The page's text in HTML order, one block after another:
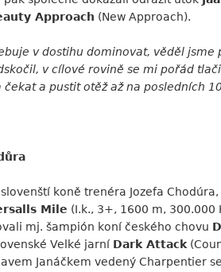
Approach (New Approach).
v dostihu dominovat, věděl
v cílové rovině se mi pořád
a pustit otěž až na posledních
koně trenéra Jozefa
Mile (I.k., 3+, 1600 m, 300.000
mj. šampión koní českého chovu
Velké jarní Dark Attack
Janáčkem vedený Charpentier